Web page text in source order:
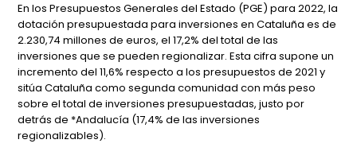
En los Presupuestos Generales del Estado (PGE) para 2022, la
dotación presupuestada para inversiones en Cataluña es de
2.230,74 millones de euros, el 17,2% del total de las
inversiones que se pueden regionalizar. Esta cifra supone un
incremento del 11,6% respecto a los presupuestos de 2021 y
sitúa Cataluña como segunda comunidad con más peso
sobre el total de inversiones presupuestadas, justo por
detrás de *Andalucía (17,4% de las inversiones
regionalizables).